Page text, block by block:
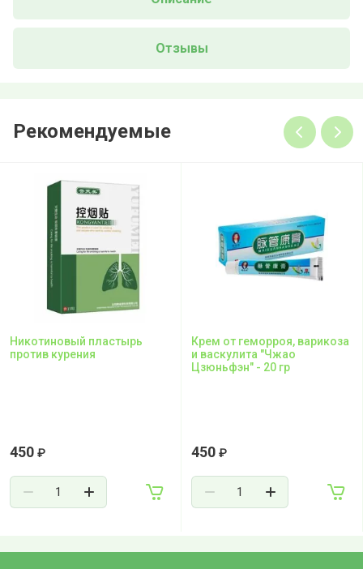
Отзывы
Рекомендуемые
Никотиновый пластырь
против курения
450 ₽
Крем от геморроя, варикоза
и васкулита "Чжао
Цзюньфэн" - 20 гр
450 ₽